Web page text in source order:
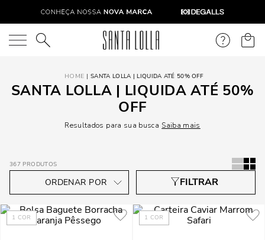
O que você está procurando?
SANTA LOLLA | LIQUIDA ATÉ 50% OFF
SANTA LOLLA | LIQUIDA ATÉ 50%
OFF
Resultados para sua busca Saiba mais
367 PRODUTOS
1 COR 1 COR